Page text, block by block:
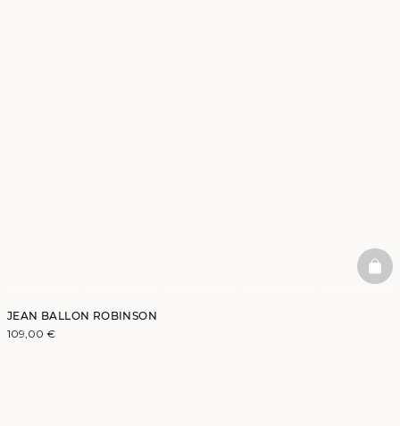
JEAN BALLON ROBINSON
109,00 €